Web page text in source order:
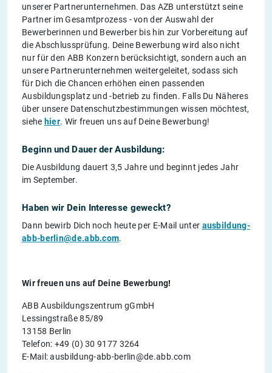
unserer Partnerunternehmen. Das AZB unterstützt seine
Partner im Gesamtprozess - von der Auswahl der
Bewerberinnen und Bewerber bis hin zur Vorbereitung auf
die Abschlussprüfung. Deine Bewerbung wird also nicht
nur für den ABB Konzern berücksichtigt, sondern auch an
unsere Partnerunternehmen weitergeleitet, sodass sich
für Dich die Chancen erhöhen einen passenden
Ausbildungsplatz und -betrieb zu finden. Falls Du Näheres
über unsere Datenschutzbestimmungen wissen möchtest,
siehe hier. Wir freuen uns auf Deine Bewerbung!
Beginn und Dauer der Ausbildung:
Die Ausbildung dauert 3,5 Jahre und beginnt jedes Jahr
im September.
Haben wir Dein Interesse geweckt?
Dann bewirb Dich noch heute per E-Mail unter ausbildung-
abb-berlin@de.abb.com.
Wir freuen uns auf Deine Bewerbung!
ABB Ausbildungszentrum gGmbH
Lessingstraße 85/89
13158 Berlin
Telefon: +49 (0) 30 9177 3264
E-Mail: ausbildung-abb-berlin@de.abb.com